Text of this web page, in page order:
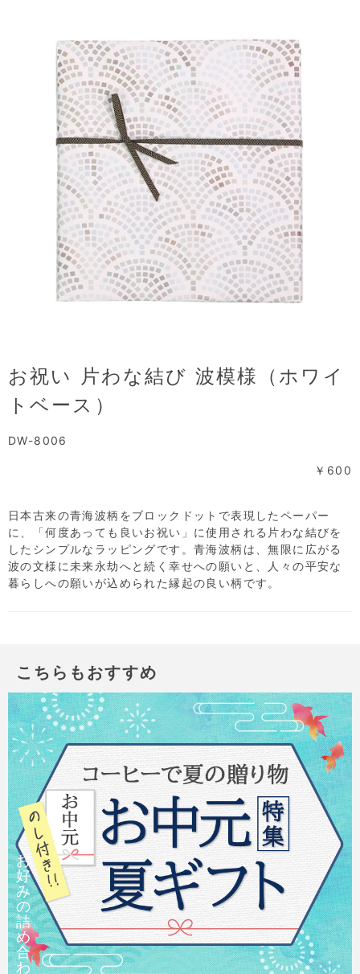
お祝い 片わな結び 波模様（ホワイ
トベース）
DW-8006
￥600
日本古来の青海波柄をブロックドットで表現したペーパー
に、「何度あっても良いお祝い」に使用される片わな結びを
したシンプルなラッピングです。青海波柄は、無限に広がる
波の文様に未来永劫へと続く幸せへの願いと、人々の平安な
暮らしへの願いが込められた縁起の良い柄です。
こちらもおすすめ
お
好
み
の
詰
め
合
わ